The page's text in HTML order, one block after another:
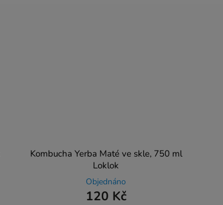
Kombucha Yerba Maté ve skle, 750 ml
Loklok
Objednáno
120 Kč